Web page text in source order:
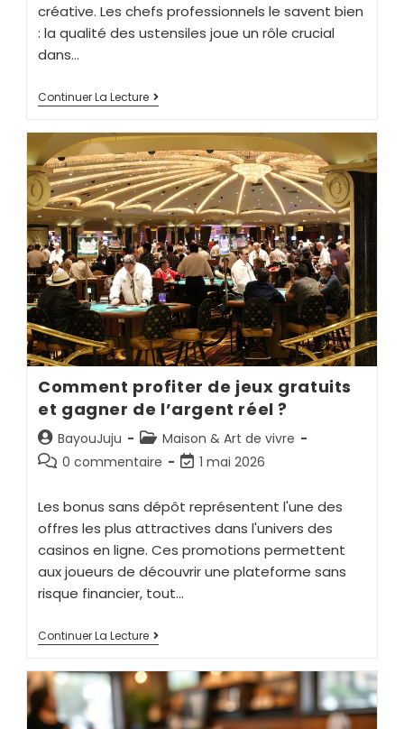
créative. Les chefs professionnels le savent bien
: la qualité des ustensiles joue un rôle crucial
dans…
Continuer La Lecture
Comment profiter de jeux gratuits
et gagner de l’argent réel ?
BayouJuju
Maison & Art de vivre
0 commentaire
1 mai 2026
Les bonus sans dépôt représentent l'une des
offres les plus attractives dans l'univers des
casinos en ligne. Ces promotions permettent
aux joueurs de découvrir une plateforme sans
risque financier, tout…
Continuer La Lecture